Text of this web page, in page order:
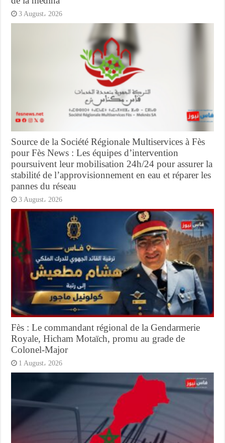
3 August، 2026
Source de la Société Régionale Multiservices à Fès
pour Fès News : Les équipes d’intervention
poursuivent leur mobilisation 24h/24 pour assurer la
stabilité de l’approvisionnement en eau et réparer les
pannes du réseau
3 August، 2026
Fès : Le commandant régional de la Gendarmerie
Royale, Hicham Motaïch, promu au grade de
Colonel-Major
1 August، 2026